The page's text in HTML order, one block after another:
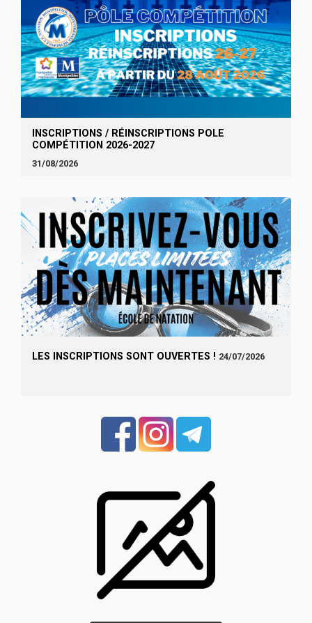
INSCRIPTIONS / RÉINSCRIPTIONS POLE
COMPÉTITION 2026-2027
31/08/2026
LES INSCRIPTIONS SONT OUVERTES ! 24/07/2026